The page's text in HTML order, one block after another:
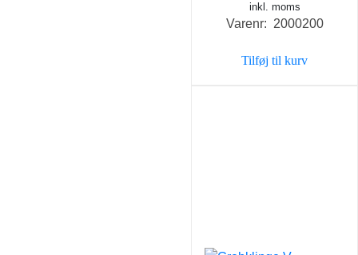
oprindelige
pris
39,00 kr..
pris
inkl. moms
Varenr: 2000200
Tilføj til kurv